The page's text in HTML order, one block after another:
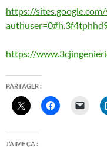
https://
https://
PARTAGER :
J’AIME ÇA :